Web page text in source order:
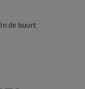
In de buurt